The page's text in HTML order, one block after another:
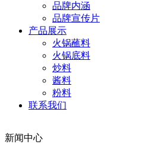
品牌内涵
品牌宣传片
产品展示
火锅蘸料
火锅底料
炒料
酱料
粉料
联系我们
新闻中心